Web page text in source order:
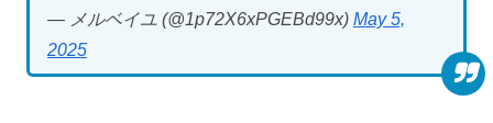
— メルベイユ (@1p72X6xPGEBd99x) May 5,
2025